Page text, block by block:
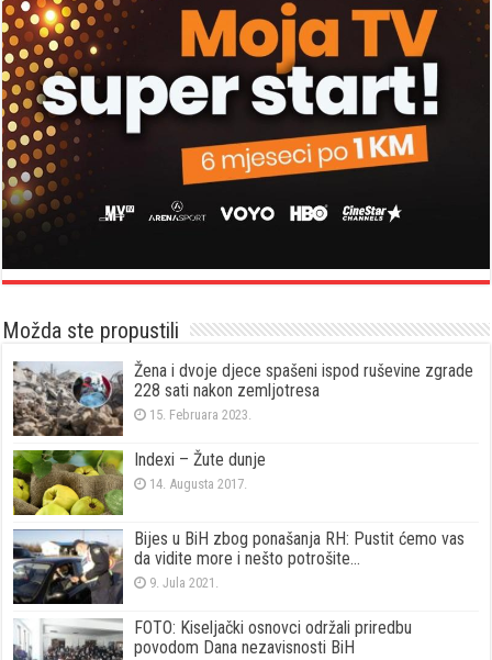
Možda ste propustili
Žena i dvoje djece spašeni ispod ruševine zgrade
228 sati nakon zemljotresa
15. Februara 2023.
Indexi – Žute dunje
14. Augusta 2017.
Bijes u BiH zbog ponašanja RH: Pustit ćemo vas
da vidite more i nešto potrošite…
9. Jula 2021.
FOTO: Kiseljački osnovci održali priredbu
povodom Dana nezavisnosti BiH